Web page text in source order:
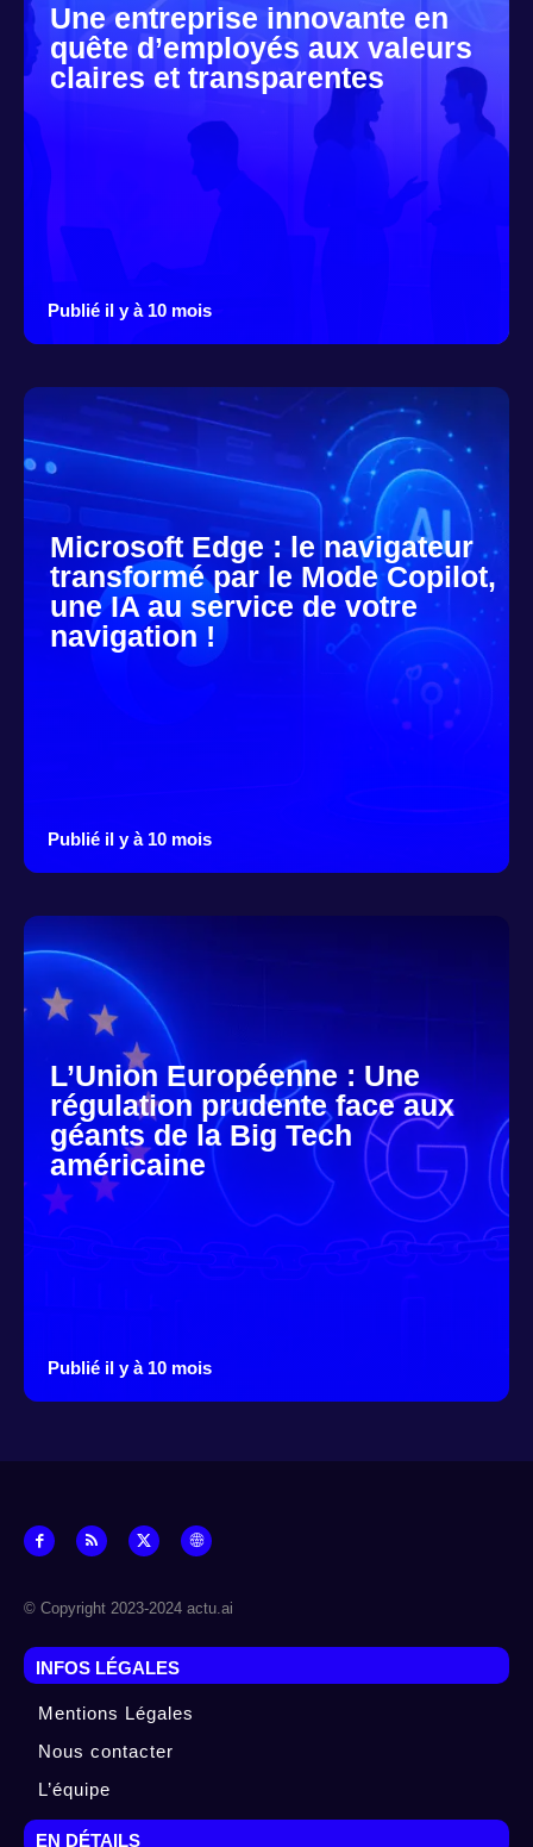
Une entreprise innovante en
quête d’employés aux valeurs
claires et transparentes
Publié il y à 10 mois
Microsoft Edge : le navigateur
transformé par le Mode Copilot,
une IA au service de votre
navigation !
Publié il y à 10 mois
L’Union Européenne : Une
régulation prudente face aux
géants de la Big Tech
américaine
Publié il y à 10 mois
© Copyright 2023-2024 actu.ai
INFOS LÉGALES
Mentions Légales
Nous contacter
L’équipe
EN DÉTAILS